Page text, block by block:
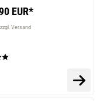
EUR*
Versand